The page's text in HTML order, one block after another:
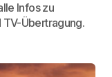
Infos zu
Übertragung.